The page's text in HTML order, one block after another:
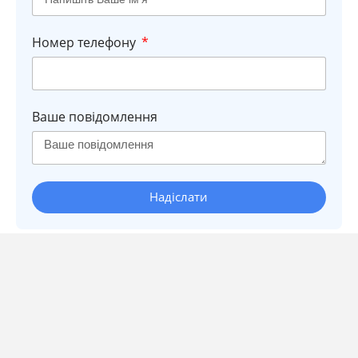
Номер телефону
Ваше повідомлення
Надіслати